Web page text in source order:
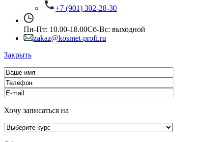
+7 (901) 302-28-30
Пн-Пт: 10.00-18.00Сб-Вс: выходной
zakaz@kosmet-profi.ru
Закрыть
Хочу записаться на